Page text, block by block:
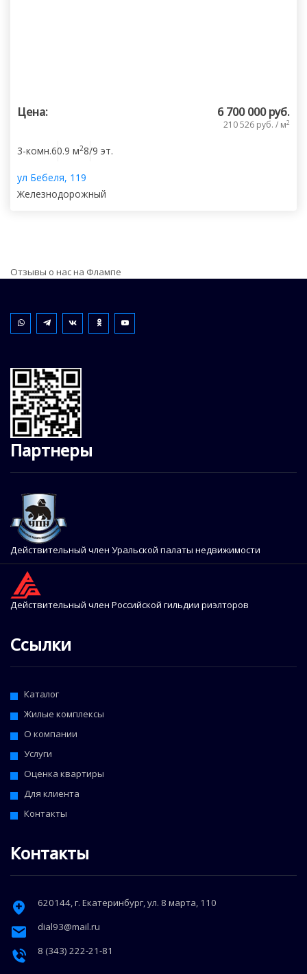
Цена: 6 700 000 руб.
210 526 руб. / м2
3-комн.60.9 м28/9 эт.
ул Бебеля, 119
Железнодорожный
Отзывы о нас на Флампе
Партнеры
Действительный член Уральской палаты недвижимости
Действительный член Российской гильдии риэлторов
Ссылки
Каталог
Жилые комплексы
О компании
Услуги
Оценка квартиры
Для клиента
Контакты
Контакты
620144, г. Екатеринбург,ул. 8 марта, 110
dial93@mail.ru
8 (343) 222-21-81